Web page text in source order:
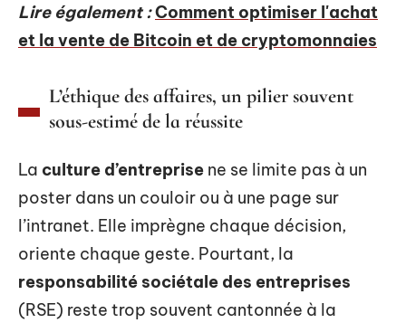
Lire également :Comment optimiser l'achat
et la vente de Bitcoin et de cryptomonnaies
L’éthique des affaires, un pilier souvent
sous-estimé de la réussite
La culture d’entreprise ne se limite pas à un
poster dans un couloir ou à une page sur
l’intranet. Elle imprègne chaque décision,
oriente chaque geste. Pourtant, la
responsabilité sociétale des entreprises
(RSE) reste trop souvent cantonnée à la